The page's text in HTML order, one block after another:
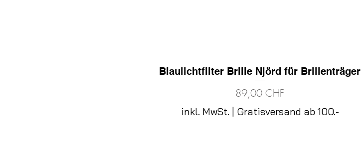
Schnellansicht
Blaulichtfilter Brille Njörd für Brillenträger
Preis
89,00 CHF
inkl. MwSt. | Gratisversand ab 100.-